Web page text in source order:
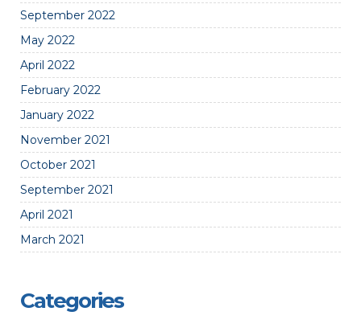
September 2022
May 2022
April 2022
February 2022
January 2022
November 2021
October 2021
September 2021
April 2021
March 2021
Categories